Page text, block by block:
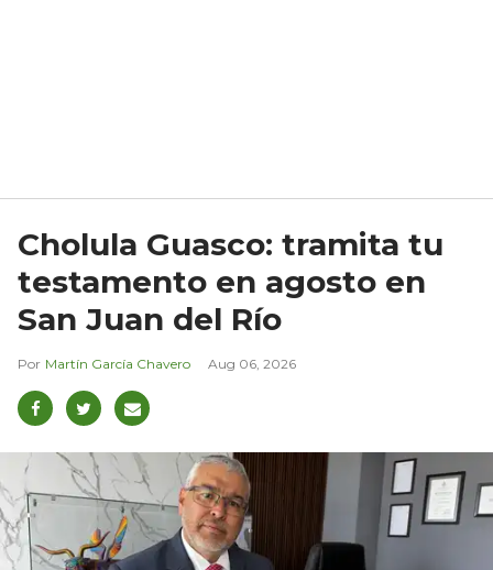
Cholula Guasco: tramita tu
testamento en agosto en
San Juan del Río
Martín García Chavero Aug 06, 2026